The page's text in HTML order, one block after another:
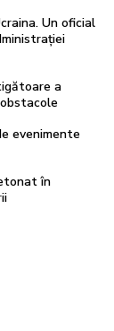
Un oficial
a
evenimente
în